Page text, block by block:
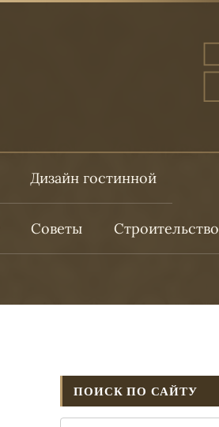
Дизайн гостинной
Советы Строительство
ПОИСК ПО САЙТУ